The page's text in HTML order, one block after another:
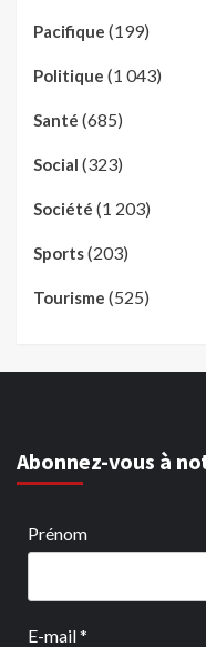
Pacifique (199)
Politique (1 043)
Santé (685)
Social (323)
Société (1 203)
Sports(203)
Tourisme (525)
Abonnez-vous à
Prénom
E-mail*